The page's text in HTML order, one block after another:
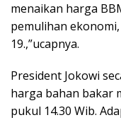
menaikan harga
pemulihan
19.,”ucapnya.
President Jokowi
harga bahan bakar
pukul 14.30 Wib.